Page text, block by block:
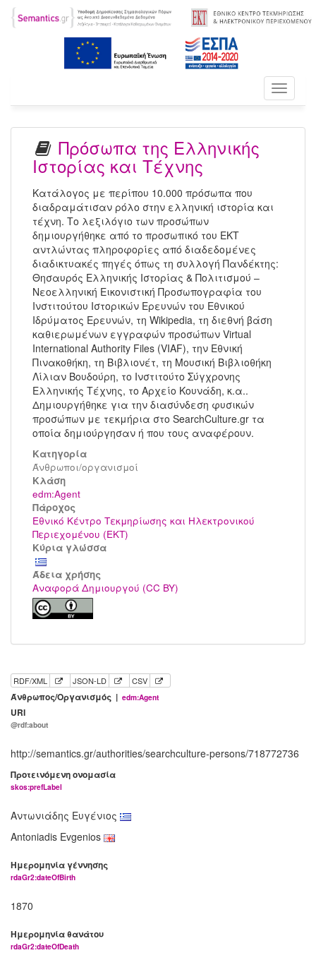
Toggle
Πρόσωπα της Ελληνικής
Ιστορίας και Τέχνης
Κατάλογος με περίπου 10.000 πρόσωπα που
διαδραμάτισαν ρόλο στην ελληνική ιστορία και
τέχνη. Το λεξιλόγιο των προσώπων
δημιουργήθηκε από το προσωπικό του ΕΚΤ
αντλώντας πληροφορίες από διαδεδομένες
διαδικτυακές πηγές όπως τη συλλογή Πανδέκτης:
Θησαυρός Ελληνικής Ιστορίας & Πολιτισμού –
Νεοελληνική Εικονιστική Προσωπογραφία του
Ινστιτούτου Ιστορικών Ερευνών του Εθνικού
Ιδρύματος Ερευνών, τη Wikipedia, τη διεθνή βάση
καθιερωμένων εγγραφών προσώπων Virtual
International Authority Files (VIAF), την Εθνική
Πινακοθήκη, τη Βιβλιονέτ, τη Μουσική Βιβλιοθήκη
Λίλιαν Βουδούρη, το Ινστιτούτο Σύγχρονης
Ελληνικής Τέχνης, το Αρχείο Κουνάδη, κ.α..
Δημιουργήθηκε για την διασύνδεση φυσικών
προσώπων με τεκμήρια στο SearchCulture.gr τα
οποία δημιούργησαν ή που τους αναφέρουν.
Κατηγορία
Άνθρωποι/οργανισμοί
Kλάση
edm:Agent
Πάροχος
Εθνικό Κέντρο Τεκμηρίωσης και Ηλεκτρονικού
Περιεχομένου (ΕΚΤ)
Κύρια γλώσσα
Άδεια χρήσης
Αναφορά Δημιουργού (CC BY)
RDF/XML JSON-LD CSV
Άνθρωπος/Οργανισμός | edm:Agent
URI
@rdf:about
http://semantics.gr/authorities/searchculture-persons/718772736
Προτεινόμενη ονομασία
skos:prefLabel
Αντωνιάδης Ευγένιος
Antoniadis Evgenios
Ημερομηνία γέννησης
rdaGr2:dateOfBirth
1870
Ημερομηνία θανάτου
rdaGr2:dateOfDeath